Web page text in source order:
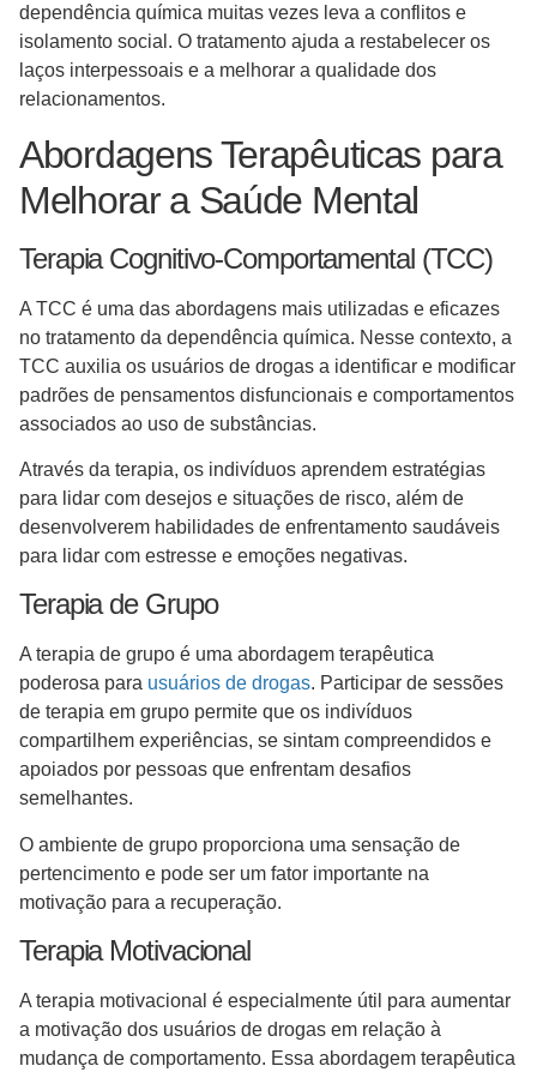
dependência química muitas vezes leva a conflitos e
isolamento social. O tratamento ajuda a restabelecer os
laços interpessoais e a melhorar a qualidade dos
relacionamentos.
Abordagens Terapêuticas para
Melhorar a Saúde Mental
Terapia Cognitivo-Comportamental (TCC)
A TCC é uma das abordagens mais utilizadas e eficazes
no tratamento da dependência química. Nesse contexto, a
TCC auxilia os usuários de drogas a identificar e modificar
padrões de pensamentos disfuncionais e comportamentos
associados ao uso de substâncias.
Através da terapia, os indivíduos aprendem estratégias
para lidar com desejos e situações de risco, além de
desenvolverem habilidades de enfrentamento saudáveis
para lidar com estresse e emoções negativas.
Terapia de Grupo
A terapia de grupo é uma abordagem terapêutica
poderosa para usuários de drogas. Participar de sessões
de terapia em grupo permite que os indivíduos
compartilhem experiências, se sintam compreendidos e
apoiados por pessoas que enfrentam desafios
semelhantes.
O ambiente de grupo proporciona uma sensação de
pertencimento e pode ser um fator importante na
motivação para a recuperação.
Terapia Motivacional
A terapia motivacional é especialmente útil para aumentar
a motivação dos usuários de drogas em relação à
mudança de comportamento. Essa abordagem terapêutica